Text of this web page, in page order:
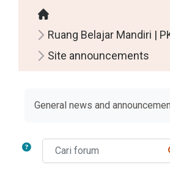
Site announcements
General news and
Cari forum